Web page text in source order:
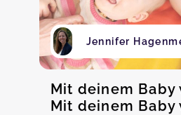
Jennifer
Mit deinem Baby
Mit deinem Baby